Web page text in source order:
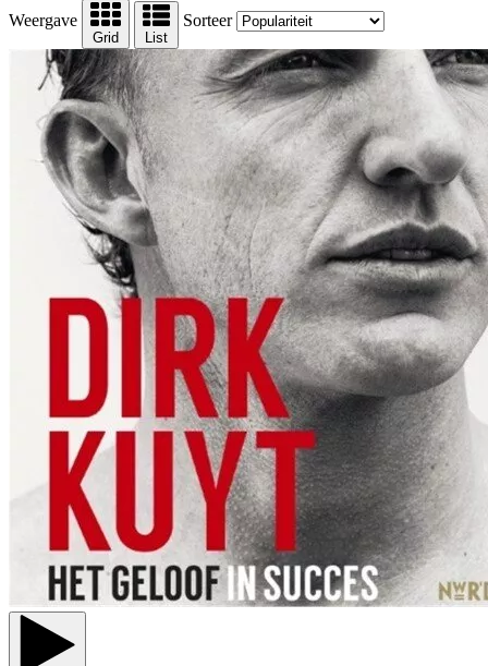
Weergave
Grid List
Sorteer